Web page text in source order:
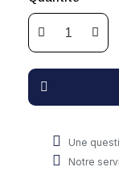
Une
Notre